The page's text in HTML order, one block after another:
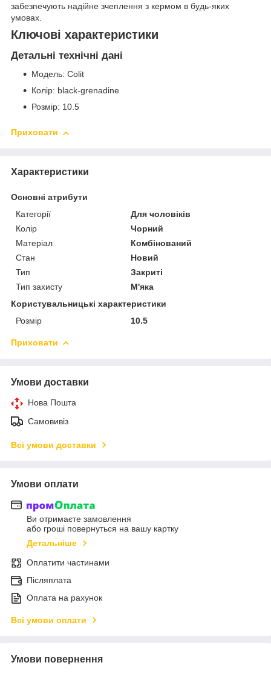
забезпечують надійне зчеплення з кермом в будь-яких
умовах.
Ключові характеристики
Детальні технічні дані
Модель: Colit
Колір: black-grenadine
Розмір: 10.5
Приховати
Характеристики
Основні атрибути
Категорії
Для чоловіків
Колір
Чорний
Матеріал
Комбінований
Стан
Новий
Тип
Закриті
Тип захисту
М'яка
Користувальницькі характеристики
Розмір
10.5
Приховати
Умови доставки
Нова Пошта
Самовивіз
Всі умови доставки
Умови оплати
Ви отримаєте замовлення
або гроші повернуться на вашу картку
Детальніше
Оплатити частинами
Післяплата
Оплата на рахунок
Всі умови оплати
Умови повернення